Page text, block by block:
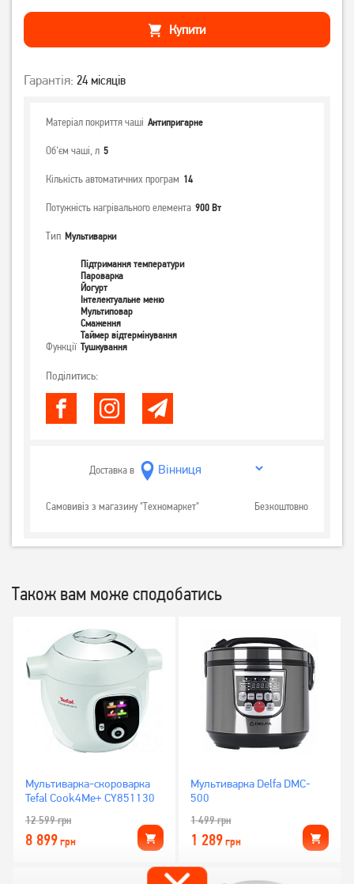
Купити
Гарантія: 24 місяців
Матеріал покриття чаші Антипригарне
Об'єм чаші, л 5
Кількість автоматичних програм 14
Потужність нагрівального елемента 900 Вт
Тип Мультиварки
Функції
Підтримання температури
Пароварка
Йогурт
Інтелектуальне меню
Мультиповар
Смаження
Таймер відтермінування
Тушкування
Поділитись:
Доставка в
Самовивіз з магазину "Техномаркет" Безкоштовно
Також вам може сподобатись
Мультиварка-скороварка
Tefal Cook4Me+ CY851130
12 599грн
8 899грн
Мультиварка Delfa DMC-
500
1 499грн
1 289грн